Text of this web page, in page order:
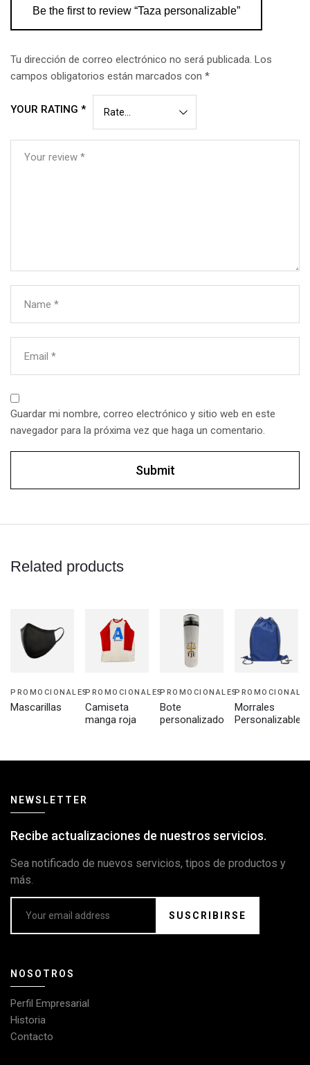
Be the first to review “Taza personalizable”
Tu dirección de correo electrónico no será publicada. Los
campos obligatorios están marcados con *
YOUR RATING *
Your review *
Name *
Email *
Guardar mi nombre, correo electrónico y sitio web en este
navegador para la próxima vez que haga un comentario.
Related products
PROMOCIONALES
Mascarillas
PROMOCIONALES
Camiseta
manga roja
PROMOCIONALES
Bote
personalizado
Morrales
Personalizables
NEWSLETTER
Recibe actualizaciones de nuestros servicios.
Sea notificado de nuevos servicios, tipos de productos y
más.
SUSCRIBIRSE
NOSOTROS
Perfil Empresarial
Historia
Contacto